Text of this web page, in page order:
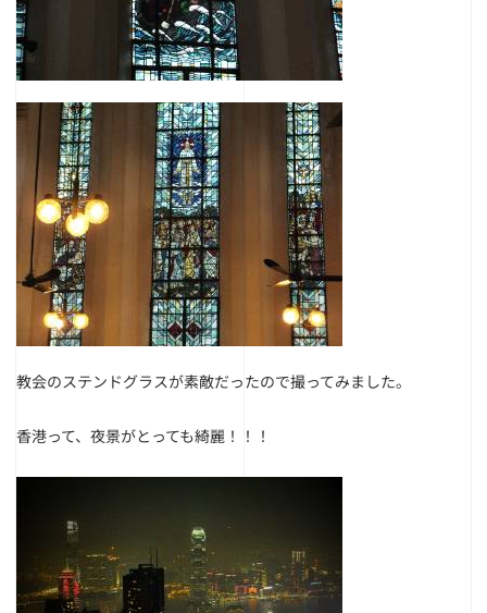
教会のステンドグラスが素敵だったので撮ってみました。
香港って、夜景がとっても綺麗！！！